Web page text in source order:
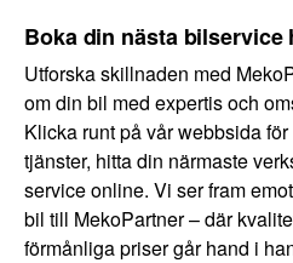
Boka din nästa bilservice
Utforska skillnaden med
om din bil med expertis och
Klicka runt på vår webbsida
tjänster, hitta din närmaste
service online. Vi ser fram
bil till MekoPartner – där
förmånliga priser går hand i